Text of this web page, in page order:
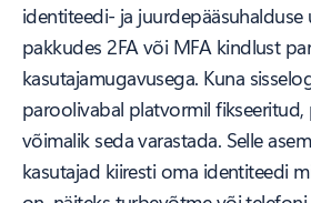
identiteedi- ja juurdepääsuhalduse
pakkudes 2FA või MFA kindlust
kasutajamugavusega. Kuna
paroolivabal platvormil fikseeritud,
võimalik seda varastada. Selle
kasutajad kiiresti oma identiteedi